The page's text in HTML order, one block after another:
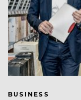
BUSINESS